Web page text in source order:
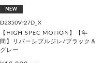
NEW
D2350V-27D_X
【HIGH SPEC MOTION】【年
間】リバーシブルジレ/ブラック＆
グレー